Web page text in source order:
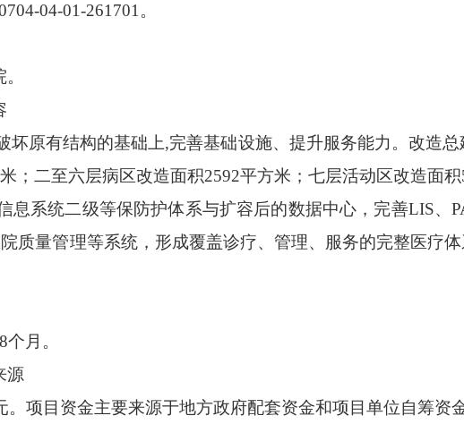
04-01-261701。
坏原有结构的基础上,完善基础设施、提升服务能力。改造
；二至六层病区改造面积2592平方米；七层活动区改造面积
息系统二级等保防护体系与扩容后的数据中心，完善LIS、
质量管理等系统，形成覆盖诊疗、管理、服务的完整医疗
个月。
源
。项目资金主要来源于地方政府配套资金和项目单位自筹资金